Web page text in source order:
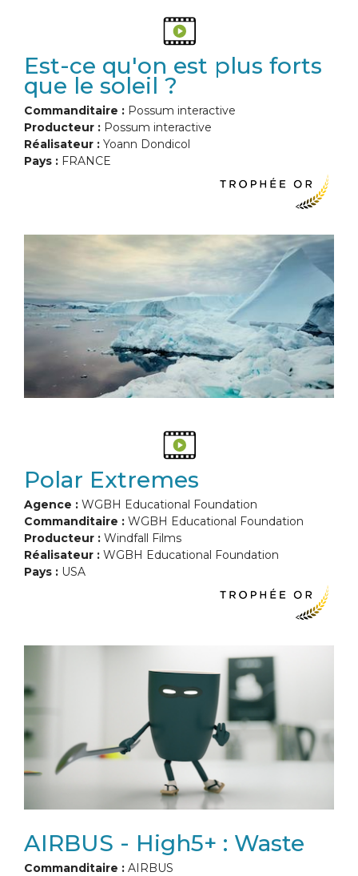
Est-ce qu'on est plus forts
que le soleil ?
Commanditaire : Possum interactive
Producteur : Possum interactive
Réalisateur : Yoann Dondicol
Pays : FRANCE
Polar Extremes
Agence : WGBH Educational Foundation
Commanditaire : WGBH Educational Foundation
Producteur : Windfall Films
Réalisateur : WGBH Educational Foundation
Pays : USA
AIRBUS - High5+ : Waste
Commanditaire : AIRBUS